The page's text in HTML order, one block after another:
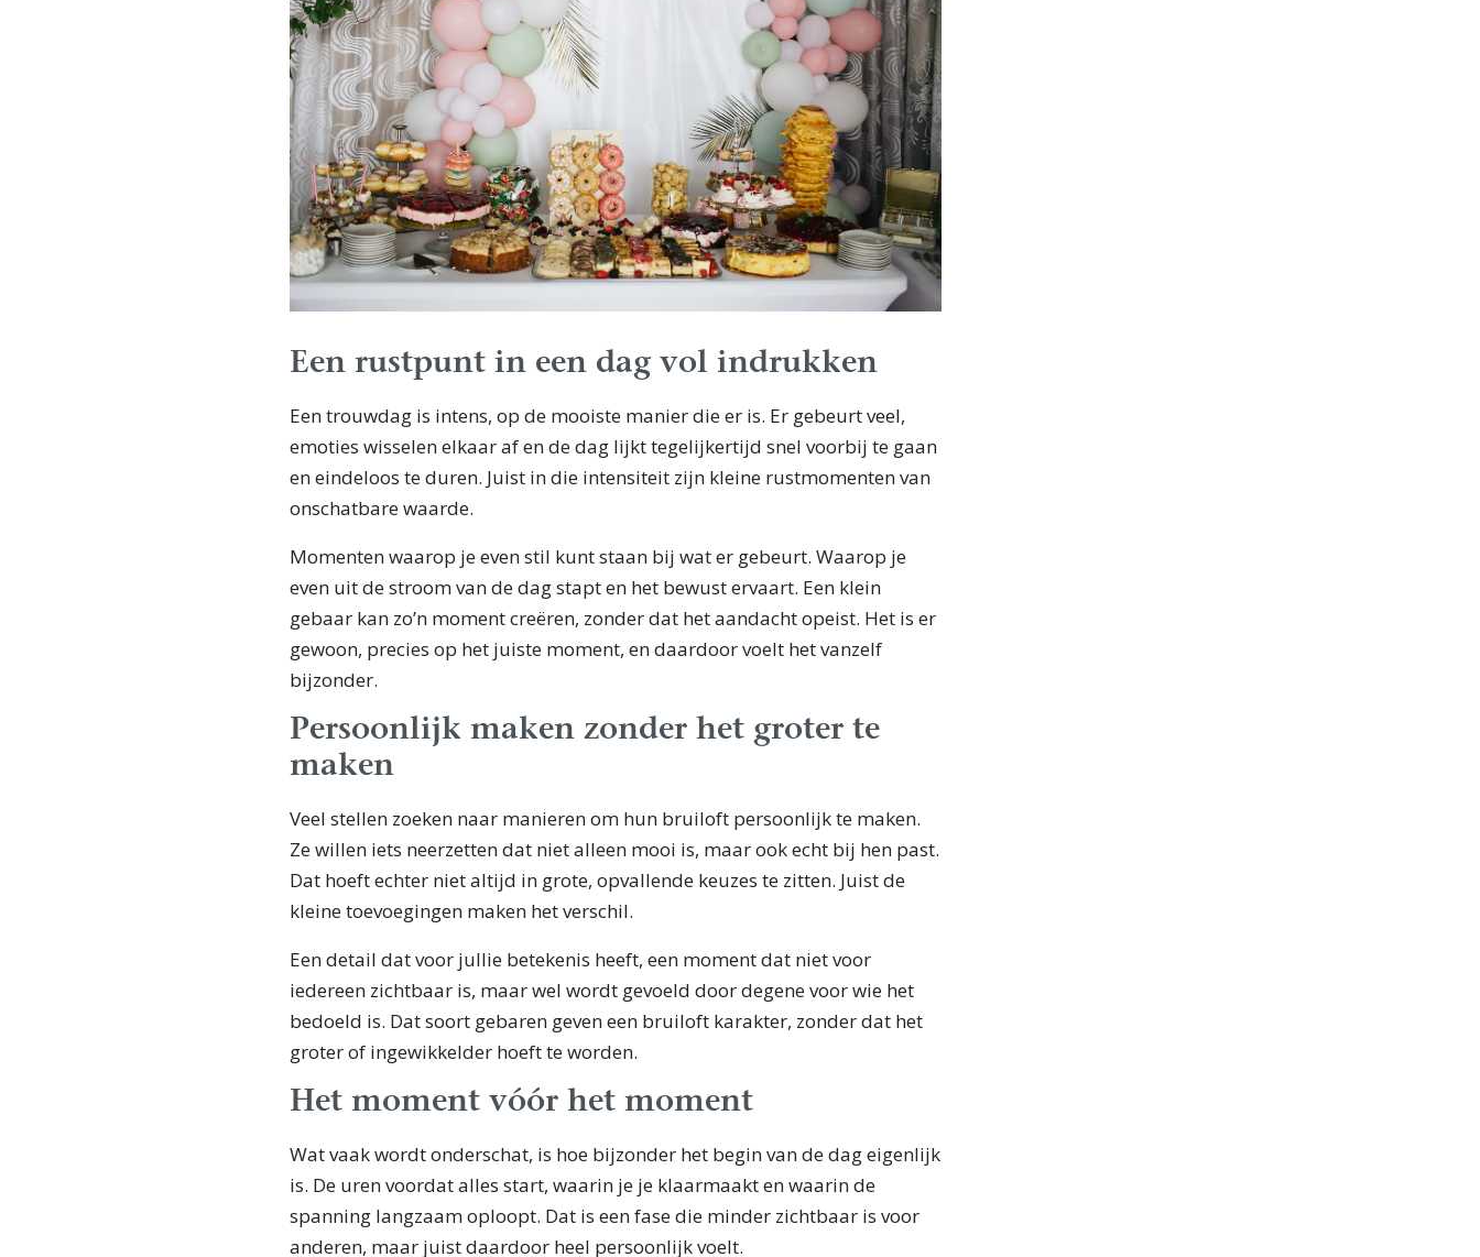
Een rustpunt in een dag vol indrukken
Een trouwdag is intens, op de mooiste manier die er is. Er gebeurt veel,
emoties wisselen elkaar af en de dag lijkt tegelijkertijd snel voorbij te gaan
en eindeloos te duren. Juist in die intensiteit zijn kleine rustmomenten van
onschatbare waarde.
Momenten waarop je even stil kunt staan bij wat er gebeurt. Waarop je
even uit de stroom van de dag stapt en het bewust ervaart. Een klein
gebaar kan zo’n moment creëren, zonder dat het aandacht opeist. Het is er
gewoon, precies op het juiste moment, en daardoor voelt het vanzelf
bijzonder.
Persoonlijk maken zonder het groter te
maken
Veel stellen zoeken naar manieren om hun bruiloft persoonlijk te maken.
Ze willen iets neerzetten dat niet alleen mooi is, maar ook echt bij hen past.
Dat hoeft echter niet altijd in grote, opvallende keuzes te zitten. Juist de
kleine toevoegingen maken het verschil.
Een detail dat voor jullie betekenis heeft, een moment dat niet voor
iedereen zichtbaar is, maar wel wordt gevoeld door degene voor wie het
bedoeld is. Dat soort gebaren geven een bruiloft karakter, zonder dat het
groter of ingewikkelder hoeft te worden.
Het moment vóór het moment
Wat vaak wordt onderschat, is hoe bijzonder het begin van de dag eigenlijk
is. De uren voordat alles start, waarin je je klaarmaakt en waarin de
spanning langzaam oploopt. Dat is een fase die minder zichtbaar is voor
anderen, maar juist daardoor heel persoonlijk voelt.